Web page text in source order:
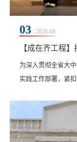
03 / 2026-08
为深入贯彻全省大
实践工作部署，紧
化实践团队，分赴
江县等地，构建起“
系。将行走的“大思